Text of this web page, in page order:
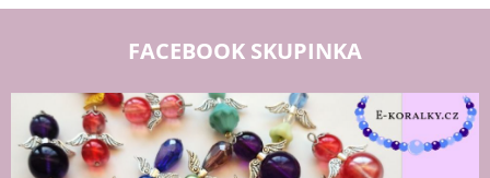
FACEBOOK SKUPINKA